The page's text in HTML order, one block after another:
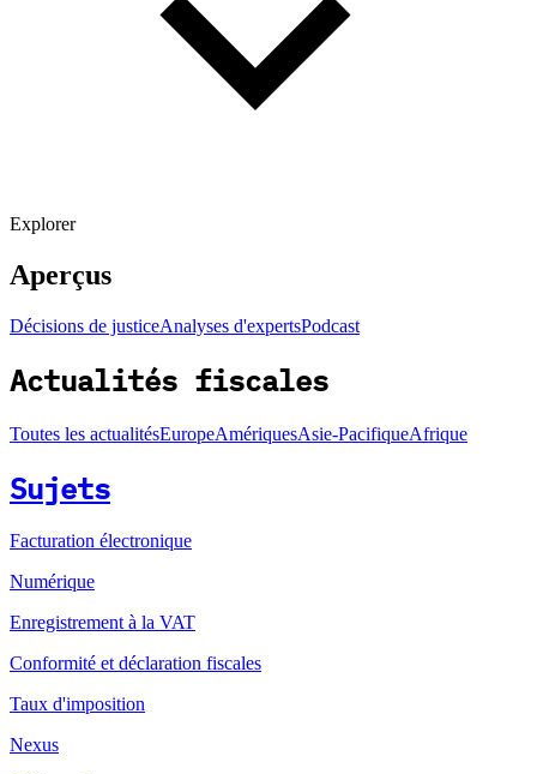
Explorer
Aperçus
Décisions de justiceAnalyses d'expertsPodcast
Actualités fiscales
Toutes les actualitésEuropeAmériquesAsie-PacifiqueAfrique
Sujets
Facturation électronique
Numérique
Enregistrement à la VAT
Conformité et déclaration fiscales
Taux d'imposition
Nexus